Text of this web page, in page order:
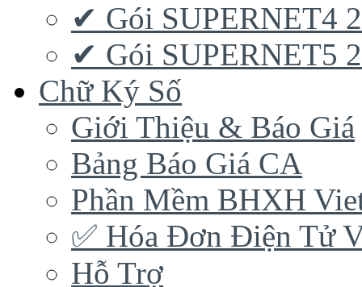
✔ Gói SUPERNET4
✔ Gói SUPERNET5
Chữ Ký Số
Giới Thiệu & Báo Giá
Bảng Báo Giá CA
Phần Mềm BHXH
✅‎ Hóa Đơn Điện Tử
Hỗ Trợ